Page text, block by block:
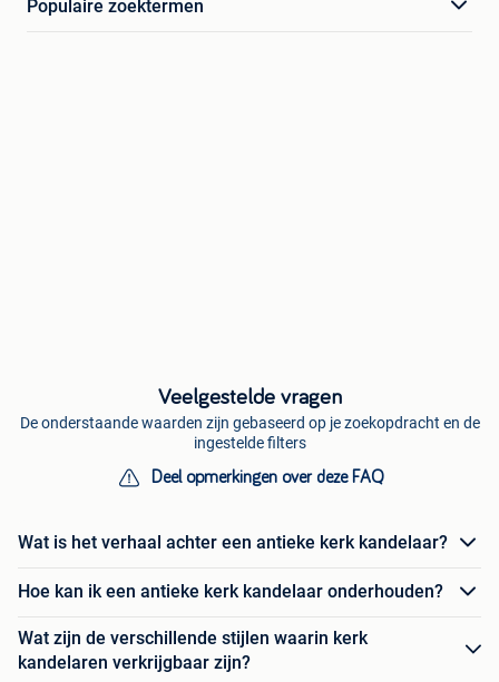
Populaire zoektermen
Veelgestelde vragen
De onderstaande waarden zijn gebaseerd op je zoekopdracht en de
ingestelde filters
Deel opmerkingen over deze FAQ
Wat is het verhaal achter een antieke kerk kandelaar?
Hoe kan ik een antieke kerk kandelaar onderhouden?
Wat zijn de verschillende stijlen waarin kerk
kandelaren verkrijgbaar zijn?